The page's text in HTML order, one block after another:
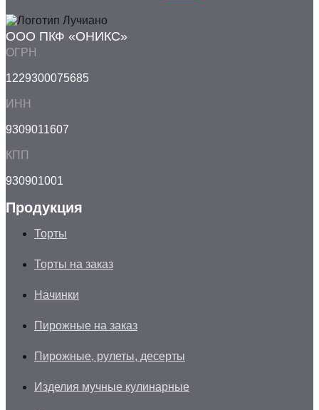
ООО ПКФ «ОНИКС»
ОГРН
1229300075685
ИНН
9309011607
КПП
930901001
Продукция
Торты
Торты на заказ
Начинки
Пирожные на заказ
Пирожные, рулеты, десерты
Изделия мучные кулинарные